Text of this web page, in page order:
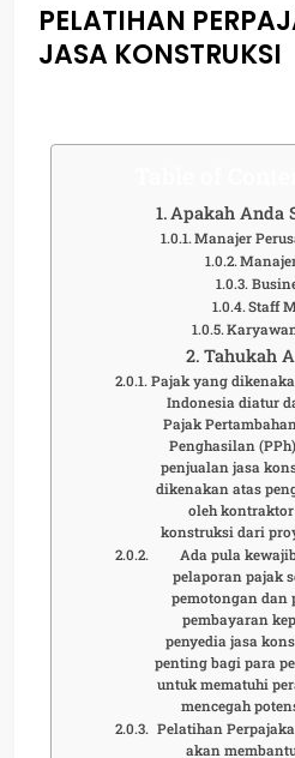
PELATIHAN
JASA KONSTRUKSI
Apakah Anda
Manajer
Staff
Tahukah
Pajak yang
Indonesia diatur
Pajak
Penghasilan
penjualan jasa
dikenakan atas
oleh kontraktor
konstruksi dari
Ada pula
pelaporan pajak
pemotongan dan
pembayaran
penyedia jasa
penting bagi para
untuk mematuhi
mencegah
Pelatihan
akan